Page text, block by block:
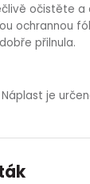
OČISTA
očistěte a
ochrannou
přilnula.
je